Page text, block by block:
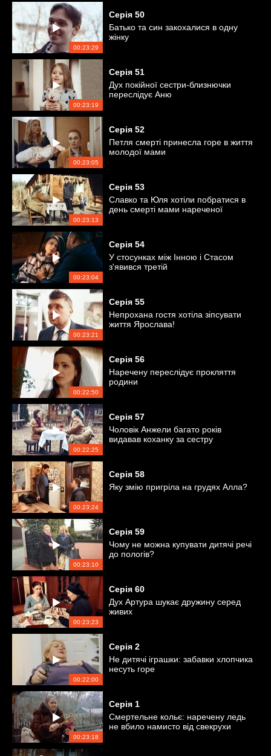
00:23:29
Серія 50
Батько та син закохалися в одну
жінку
00:23:19
Серія 51
Дух покійної сестри-близнючки
переслідує Аню
00:23:05
Серія 52
Петля смерті принесла горе в життя
молодої мами
00:23:13
Серія 53
Славко та Юля хотіли побратися в
день смерті мами нареченої
00:23:04
Серія 54
У стосунках між Інною і Стасом
з'явився третій
00:23:21
Серія 55
Непрохана гостя хотіла зіпсувати
життя Ярослава!
00:22:50
Серія 56
Наречену переслідує прокляття
родини
00:22:25
Серія 57
Чоловік Анжели багато років
видавав коханку за сестру
00:23:24
Серія 58
Яку змію пригріла на грудях Алла?
00:23:10
Серія 59
Чому не можна купувати дитячі речі
до пологів?
00:23:23
Серія 60
Дух Артура шукає дружину серед
живих
00:22:00
Серія 2
Не дитячі іграшки: забавки хлопчика
несуть горе
00:23:18
Серія 1
Смертельне кольє: наречену ледь
не вбило намисто від свекрухи